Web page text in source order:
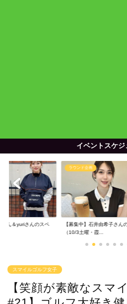
イベントスケジ
ん＆yuriさんのスペ
ラウンド企画
【募集中】石井由希子さん
（10/3土曜・霞...
スマイルゴルフ女子
【笑顔が素敵なスマ